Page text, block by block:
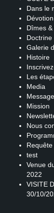
Dans le
Dîmes
Doctrine
Galerie
Histoire
Les
Media
Mission
Nous
test
Venue
2022
VISITE
30/10/